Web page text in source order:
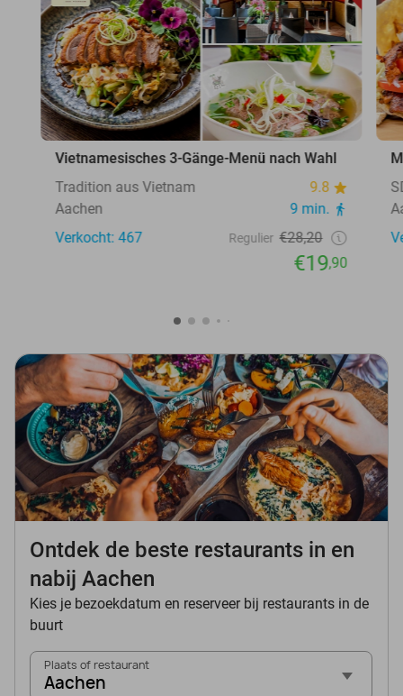
Vietnamesisches 3-Gänge-Menü nach Wahl
Tradition aus Vietnam
9.8
Aachen
9 min.
Verkocht: 467
Regulier €28,20
€19,90
Ontdek de beste restaurants in en
nabij Aachen
Kies je bezoekdatum en reserveer bij restaurants in de
buurt
Plaats of restaurant
Aachen